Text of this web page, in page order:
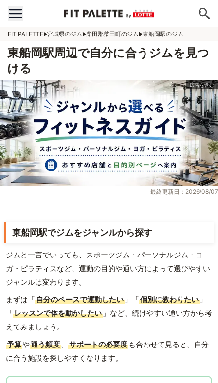
FIT PALETTE 宮城県のジム 柴田郡柴田町のジム 東船岡駅のジム
東船岡駅周辺で自分に合うジムを見つ
ける
最終更新日：2026/08/07
東船岡駅でジムをジャンルから探す
ジムと一言でいっても、スポーツジム・パーソナルジム・ヨ
ガ・ピラティスなど、運動の目的や通い方によって選びやすい
ジャンルは変わります。
まずは「自分のペースで運動したい 」「個別に教わりたい 」
「レッスンで体を動かしたい 」など、続けやすい通い方から考
えてみましょう。
予算や通う頻度 、 サポートの必要度 も合わせて見ると、自分
に合う施設を探しやすくなります。